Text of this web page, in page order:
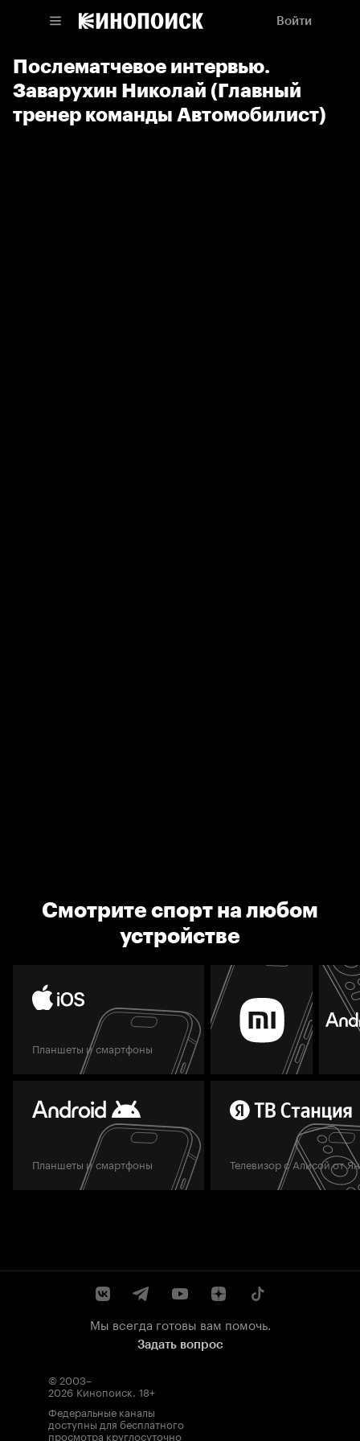
Войти
Послематчевое интервью.
Заварухин Николай (Главный
тренер команды Автомобилист)
Смотрите спорт на любом
устройстве
Планшеты и смартфоны
Планшеты и смартфоны Телевизор с Алисой от
Мы всегда готовы вам помочь.
Задать вопрос
© 2003–
2026 Кинопоиск. 18+
Федеральные каналы
доступны для бесплатного
просмотра круглосуточно